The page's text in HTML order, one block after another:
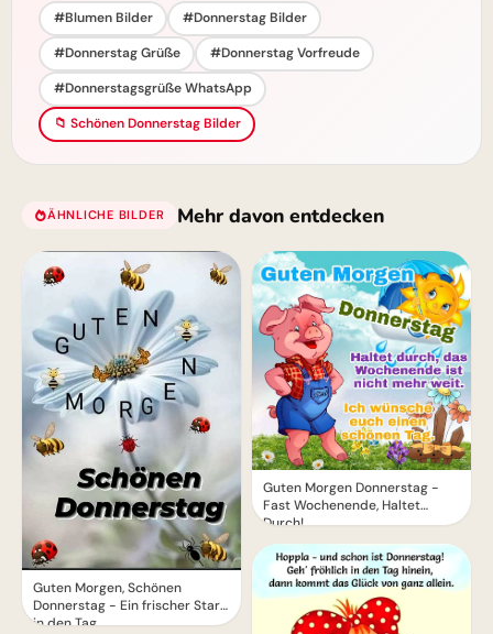
#Blumen Bilder
#Donnerstag Bilder
#Donnerstag Grüße
#Donnerstag Vorfreude
#Donnerstagsgrüße WhatsApp
📁 Schönen Donnerstag Bilder
ÄHNLICHE BILDER Mehr davon entdecken
Guten Morgen, Schönen
Donnerstag - Ein frischer Start
in den Tag
Guten Morgen Donnerstag -
Fast Wochenende, Haltet
Durch!